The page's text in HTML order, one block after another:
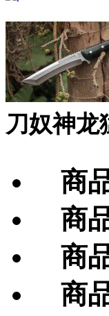
刀奴神龙
商
商
商
商